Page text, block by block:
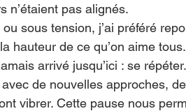
n’étaient pas alignés.
sous tension, j’ai préféré
hauteur de ce qu’on aime
arrivé jusqu’ici : se
de nouvelles approches,
vibrer. Cette pause nous